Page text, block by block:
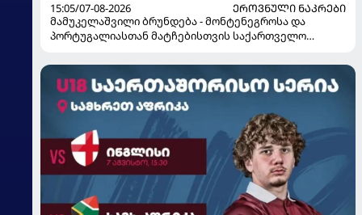
15:05/07-08-2026
ᲔᲠᲝᲕᲜᲣᲚᲘ ᲜᲐᲙᲠᲔᲑᲘ
მამუკელაშვილი ბრუნდება - მონტენეგროსა და
პორტუგალიასთან მატჩებისთვის საქართველო